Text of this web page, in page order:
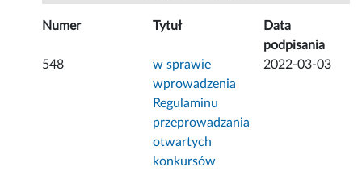
Numer Tytuł
Data
podpisania
548
w sprawie
wprowadzenia
Regulaminu
przeprowadzania
otwartych
konkursów
2022-03-03